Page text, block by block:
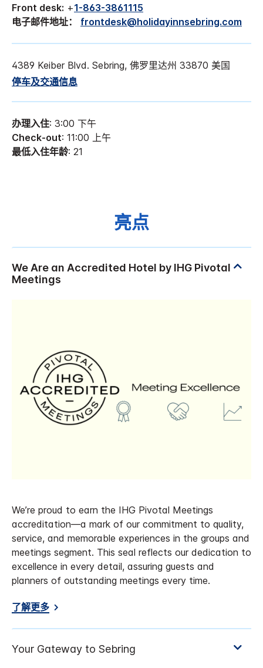
Front desk: +1-863-3861115
电子邮件地址：
frontdesk@holidayinnsebring.com
4389 Keiber Blvd. Sebring, 佛罗里达州 33870 美国
停车及交通信息
办理入住: 3:00 下午
Check-out: 11:00 上午
最低入住年龄: 21
亮点
We’re proud to earn the IHG Pivotal Meetings
accreditation—a mark of our commitment to quality,
service, and memorable experiences in the groups and
meetings segment. This seal reflects our dedication to
excellence in every detail, assuring guests and
planners of outstanding meetings every time.
了解更多